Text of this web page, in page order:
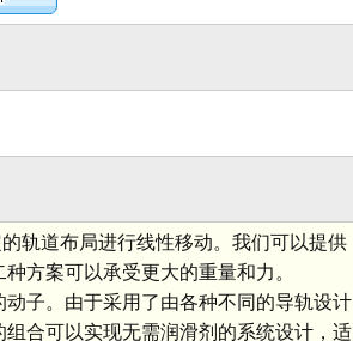
轨道布局进行线性移动。我们可以提供
方案可以承受更大的重量和力。
子。由于采用了由各种不同的导轨设计
合可以实现无需润滑剂的系统设计，适